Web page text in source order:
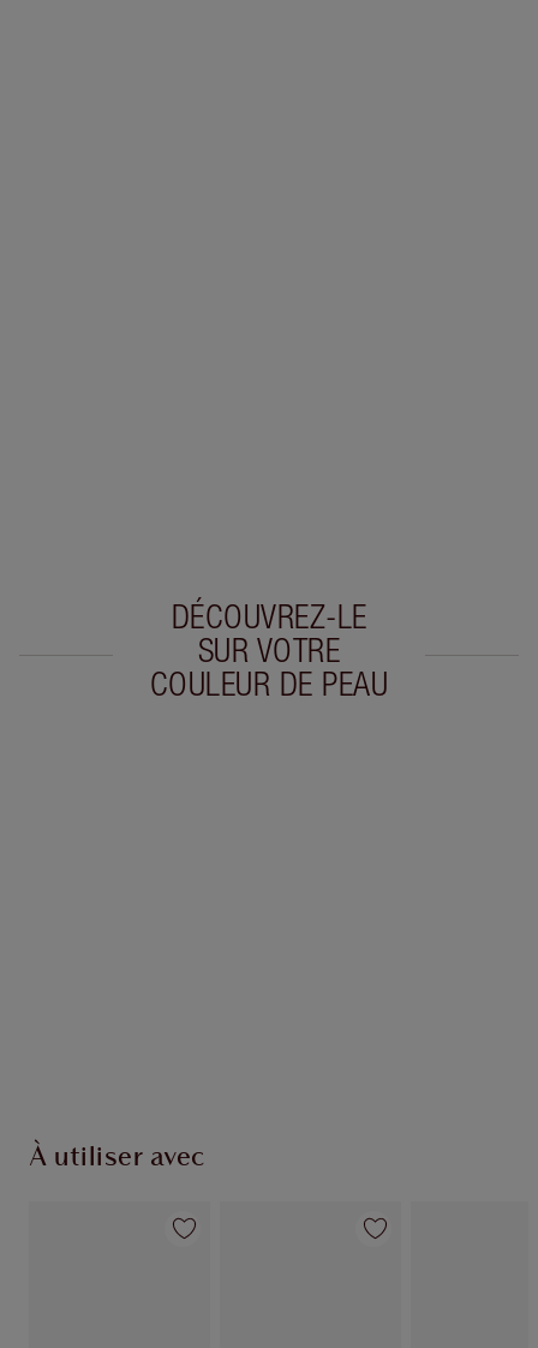
DÉCOUVREZ-LE
SUR VOTRE
COULEUR DE PEAU
À utiliser avec